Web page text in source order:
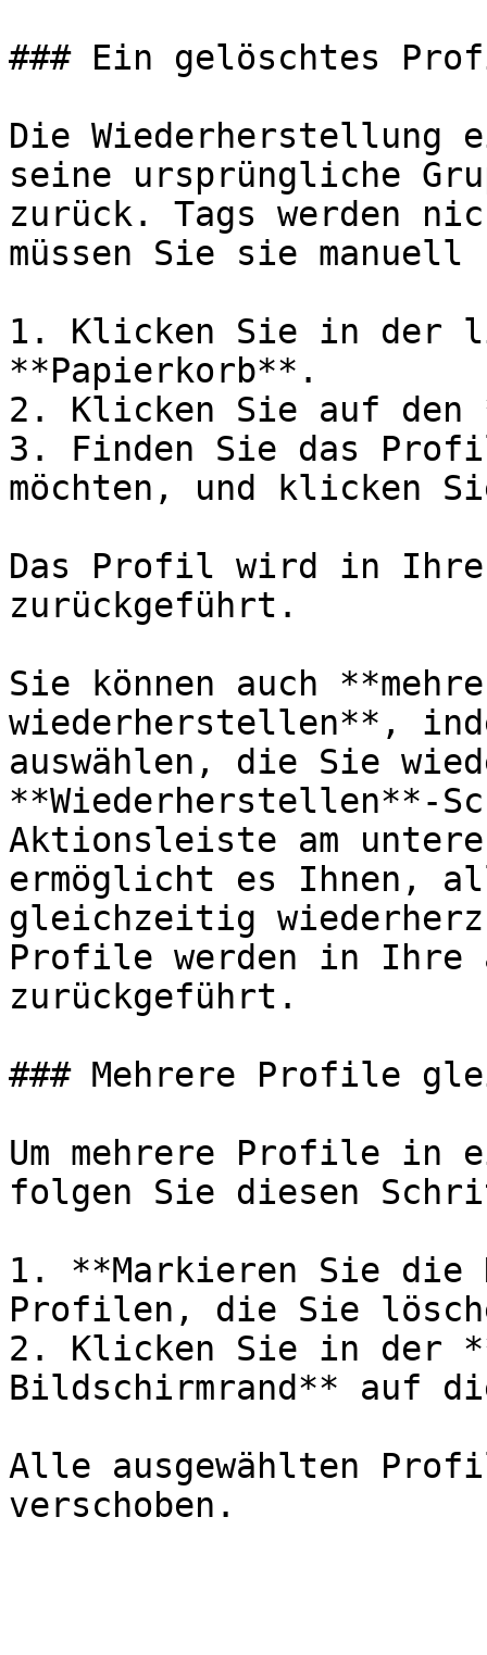
### Ein gelöschtes
Die
seine ursprüngliche
zurück. Tags werden
müssen Sie sie manuell
1. Klicken Sie in der
**Papierkorb**.
2. Klicken Sie auf den
3. Finden Sie das
möchten, und klicken
Das Profil wird in
zurückgeführt.
Sie können auch
wiederherstellen**,
auswählen, die Sie
**Wiederherstellen**-
Aktionsleiste am
ermöglicht es Ihnen,
gleichzeitig
Profile werden in
zurückgeführt.
### Mehrere Profile
Um mehrere Profile in
folgen Sie diesen
1. **Markieren Sie die
Profilen, die Sie
2. Klicken Sie in der
Bildschirmrand** auf
Alle ausgewählten